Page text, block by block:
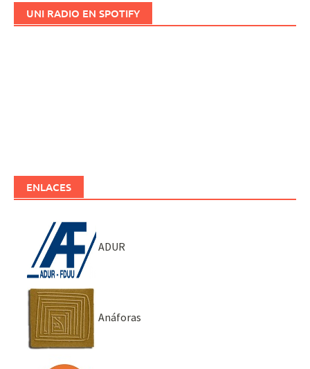
UNI RADIO EN SPOTIFY
ENLACES
ADUR
Anáforas